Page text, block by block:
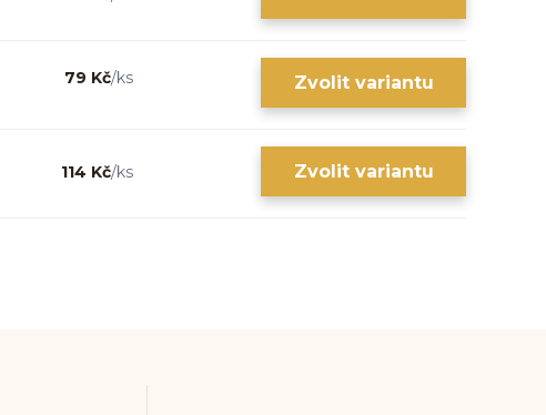
79 Kč/ks Zvolit variantu
114 Kč/ks Zvolit variantu